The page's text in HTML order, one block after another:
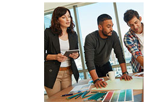
PODCAST
WEBINAIRES
QUESTIONNAIRE GRATUIT